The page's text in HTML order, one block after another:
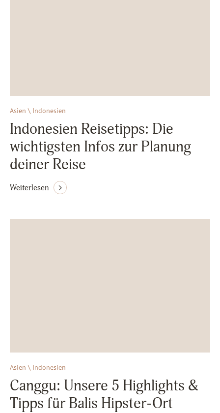
Asien \ Indonesien
Indonesien Reisetipps: Die
wichtigsten Infos zur Planung
deiner Reise
Weiterlesen
Asien \ Indonesien
Canggu: Unsere 5 Highlights &
Tipps für Balis Hipster-Ort